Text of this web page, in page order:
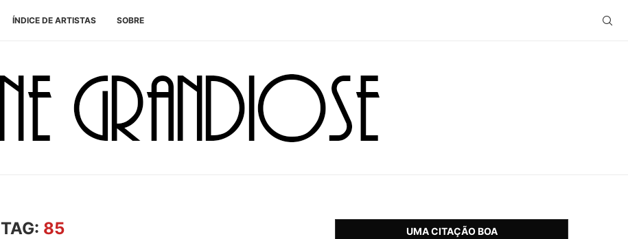
ÍNDICE DE ARTISTAS SOBRE
TAG: 85 UMA CITAÇÃO BOA